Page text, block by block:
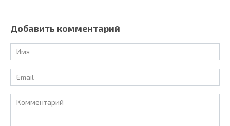
Добавить комментарий
Имя
*
Email
*
Комментарий